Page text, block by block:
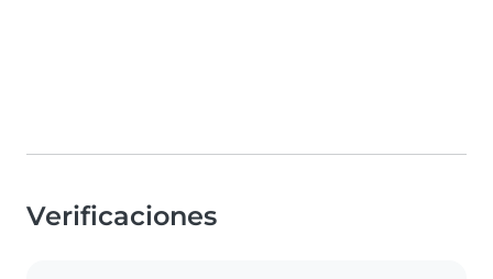
Verificaciones